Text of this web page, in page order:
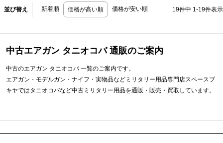
並び替え 新着順 価格が高い順 価格が安い順 19件中 1-19件表示
中古エアガン タニオコバ 通販のご案内
中古のエアガン タニオコバ 一覧のご案内です。
エアガン・モデルガン・ナイフ・実物品などミリタリー用品専門店スペースブ
キヤではタニオコバなど中古ミリタリー用品を通販・販売・買取しています。